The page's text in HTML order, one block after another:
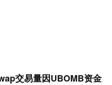
交易量因UBOMB资金